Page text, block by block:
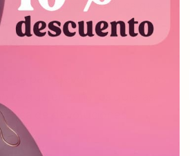
de garantía significa que
de fabricación durante
para devolver productos
te gusten o no los quieras.
de devoluciones.